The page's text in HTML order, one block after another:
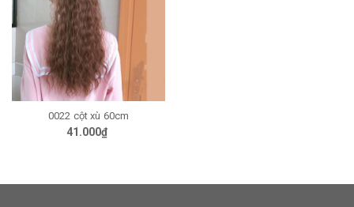
0022 cột xù 60cm
41.000₫